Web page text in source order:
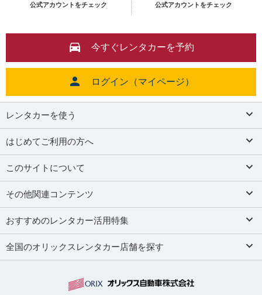
公式アカウントをチェック
公式アカウントをチェック
今すぐレンタカーを予約
ログイン（マイページ）
レンタカーを使う
はじめてご利用の方へ
このサイトについて
その他関連コンテンツ
おすすめのレンタカー活用特集
全国のオリックスレンタカー店舗を探す